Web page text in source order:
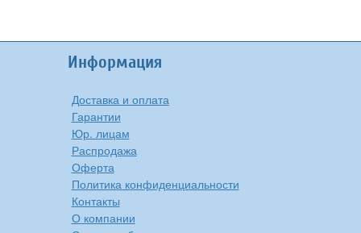
Информация
Доставка и оплата
Гарантии
Юр. лицам
Распродажа
Оферта
Политика конфиденциальности
Контакты
О компании